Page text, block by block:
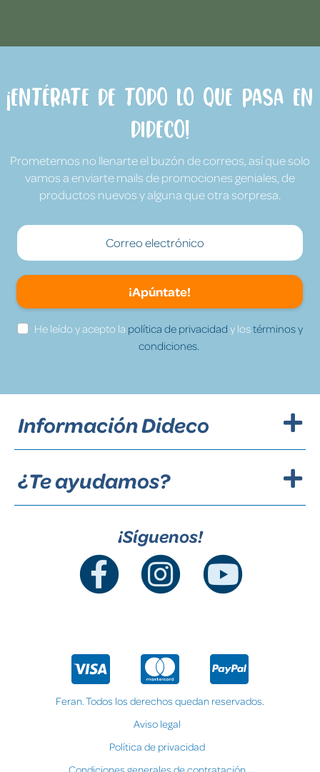
¡Entérate de todo lo que pasa en
Dideco!
Prometemos no llenarte el buzón de correos, así que solo
vamos a enviarte mails de promociones geniales, de
productos nuevos y alguna que otra sorpresa.
¡Apúntate!
He leído y acepto la política de privacidad y lostérminos y
condiciones.
Información Dideco
¿Te ayudamos?
¡Síguenos!
Feran. Todos los derechos quedan reservados.
Aviso legal
Política de privacidad
Condiciones generales de contratación